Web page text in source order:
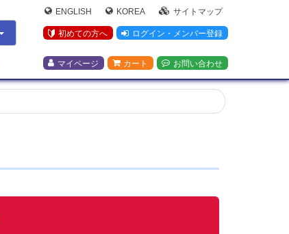
ENGLISH KOREA サイトマップ
初めての方へ ログイン・メンバー登録
マイページ カート お問い合わせ